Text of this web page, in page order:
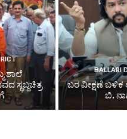
ಶಾಲೆ
ಸ್ಥಬ್ದಚಿತ್ರ
BALLARI
ಬರ ವೀಕ್ಷಣೆ ಬಳಿಕ
ಬಿ.